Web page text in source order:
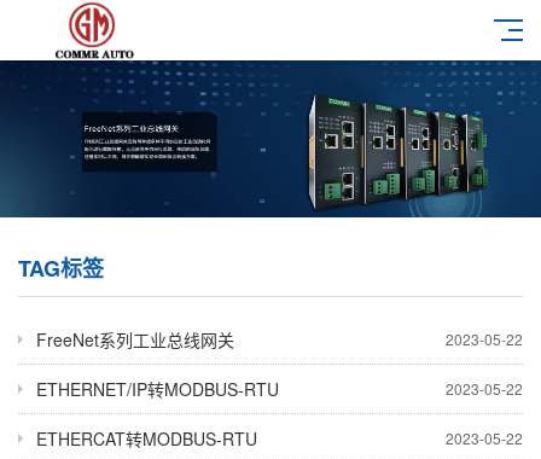
TAG标签
2023-05-22
FreeNet系列工业总线网关
2023-05-22
ETHERNET/IP转MODBUS-RTU
2023-05-22
ETHERCAT转MODBUS-RTU